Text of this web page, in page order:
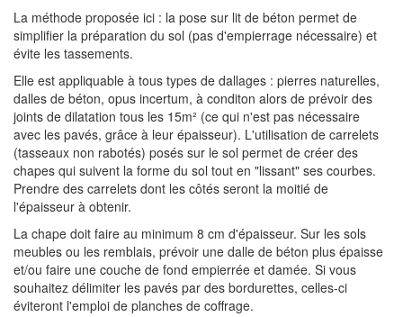
La méthode proposée ici : la pose sur lit de béton permet de
simplifier la préparation du sol (pas d'empierrage nécessaire) et
évite les tassements.
Elle est appliquable à tous types de dallages : pierres naturelles,
dalles de béton, opus incertum, à conditon alors de prévoir des
joints de dilatation tous les 15m² (ce qui n'est pas nécessaire
avec les pavés, grâce à leur épaisseur). L'utilisation de carrelets
(tasseaux non rabotés) posés sur le sol permet de créer des
chapes qui suivent la forme du sol tout en "lissant" ses courbes.
Prendre des carrelets dont les côtés seront la moitié de
l'épaisseur à obtenir.
La chape doit faire au minimum 8 cm d'épaisseur. Sur les sols
meubles ou les remblais, prévoir une dalle de béton plus épaisse
et/ou faire une couche de fond empierrée et damée. Si vous
souhaitez délimiter les pavés par des bordurettes, celles-ci
éviteront l'emploi de planches de coffrage.